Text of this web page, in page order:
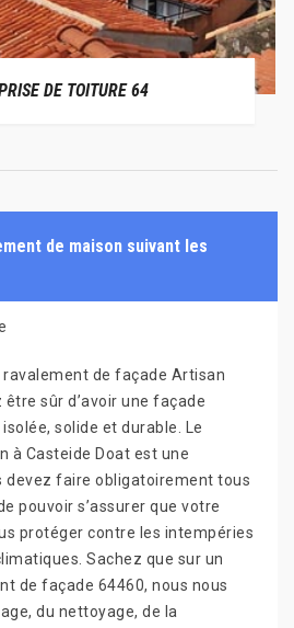
DE TOITURE 64
de maison suivant les
de façade Artisan
être sûr d’avoir une façade
solide et durable. Le
à Casteide Doat est une
devez faire obligatoirement tous
pouvoir s’assurer que votre
protéger contre les intempéries
Sachez que sur un
de façade 64460, nous nous
du nettoyage, de la